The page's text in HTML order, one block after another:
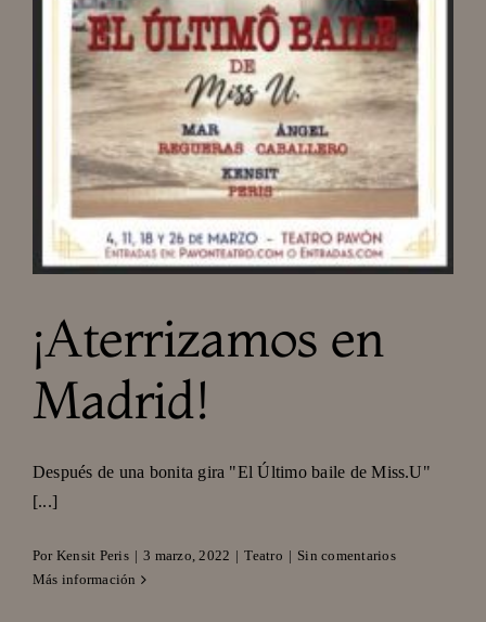
¡Aterrizamos en
Madrid!
Después de una bonita gira "El Último baile de Miss.U"
[...]
Por Kensit Peris | 3 marzo, 2022 | Teatro | Sin comentarios
Más información